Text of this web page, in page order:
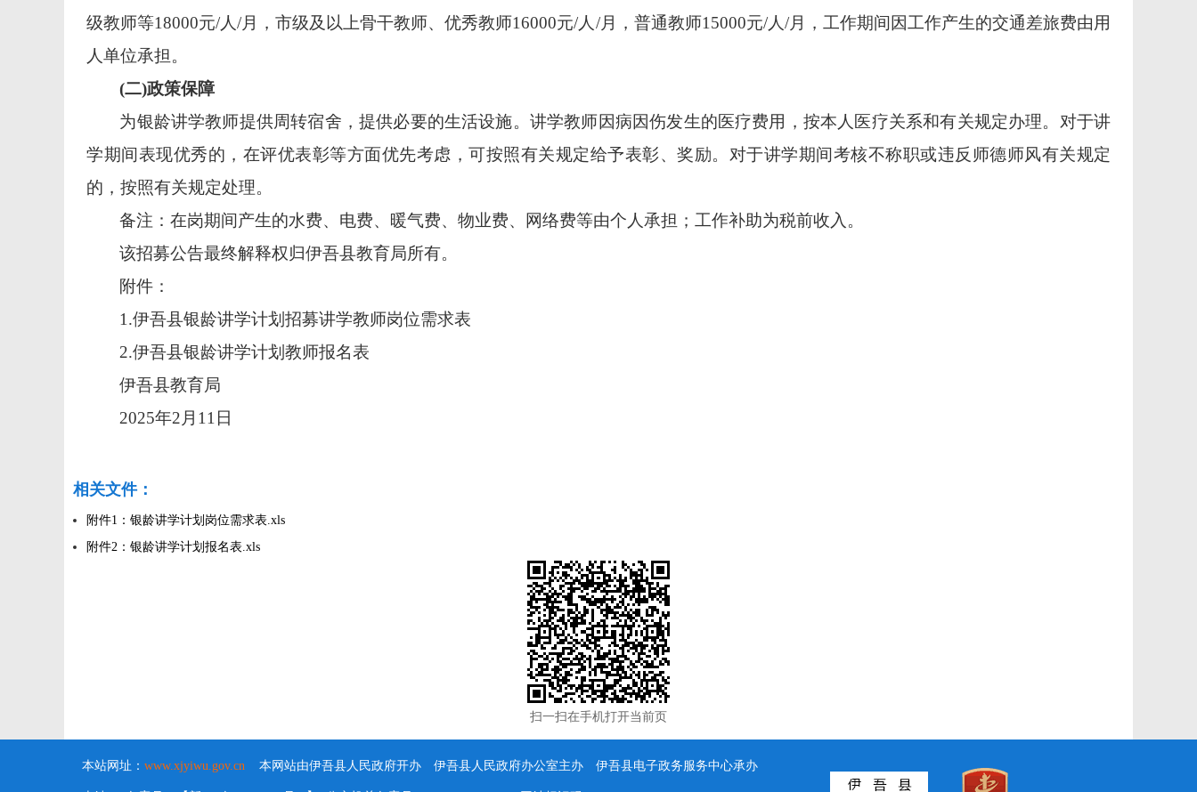
级教师等18000元/人/月，市级及以上骨干教师、优秀教师16000元/人/月，普通教师15000元/人/月，工作期间因工作产生的交通差旅费由用
人单位承担。
(二)政策保障
为银龄讲学教师提供周转宿舍 ， 提供必要的生活设施。讲学教师因病因伤发生的医疗费用，按本人医疗关系和有关规定办理。对于讲
学期间表现优秀的，在评优表彰等方面优先考虑，可按照有关规定给予表彰、奖励。对于讲学期间考核不称职或违反师德师风有关规定
的 ，按照有关规定处理。
备注：在岗期间产生的水费、电费、暖气费、物业费、网络费等由个人承担；工作补助为税前收入。
该招募公告最终解释权归伊吾县教育局所有。
附件：
1.伊吾县银龄讲学计划招募讲学教师岗位需求表
2.伊吾县银龄讲学计划教师报名表
伊吾县教育局
2025年2月11日
相关文件：
附件1：银龄讲学计划岗位需求表.xls
附件2：银龄讲学计划报名表.xls
扫一扫在手机打开当前页
本站网址： www.xjyiwu.gov.cn 本网站由伊吾县人民政府开办 伊吾县人民政府办公室主办 伊吾县电子政务服务中心承办